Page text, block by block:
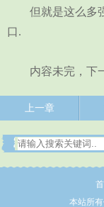
但就是这么多强
口.
内容未完，下
上一章
本站所